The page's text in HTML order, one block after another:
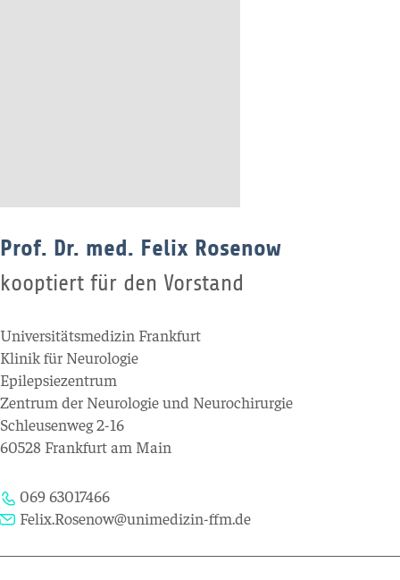
Prof. Dr. med. Felix Rosenow
kooptiert für den Vorstand
Universitätsmedizin Frankfurt
Klinik für Neurologie
Epilepsiezentrum
Zentrum der Neurologie und Neurochirurgie
Schleusenweg 2-16
60528 Frankfurt am Main
069 63017466
Felix.Rosenow@unimedizin-ffm.de